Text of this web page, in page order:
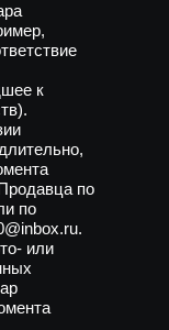
к
по
по
или